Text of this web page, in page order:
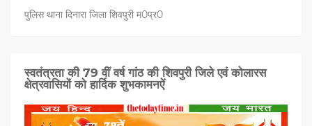
पुलिस थाना दिनारा जिला शिवपुरी म0प्र0
स्वतंत्रता की 79 वीं वर्ष गांठ की शिवपुरी जिले एवं कोलारस
क्षेत्रवासियों को हार्दिक शुभकामनऐं